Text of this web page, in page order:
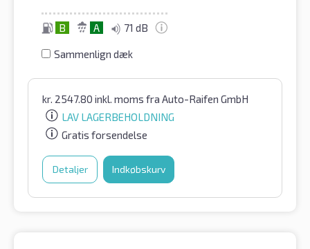
B A 71 dB
Sammenlign dæk
kr. 2547.80 inkl. moms fra Auto-Raifen GmbH
LAV LAGERBEHOLDNING
Gratis forsendelse
Detaljer Indkøbskurv